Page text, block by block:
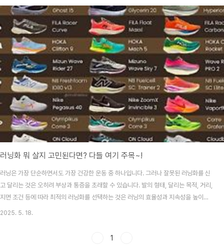
술이 어떤 가치를 제공하는지 정리해 봅니다.쿠션폼: EVA에서 ZoomX까지, 충격 흡수
의 진화러닝화 기술 발전의 시작은 ‘쿠션폼’에서 시작되었습니다. 초기 러닝화는 고무와
단순 EVA(Ethylene Vinyl Acetate) 소재를 사용해 충격을 흡수했지만, 장시간 착용
시 ..
러닝화 뭐 살지 고민된다면? 다들 여기 주목~!
러닝은 가장 단순하면서도 가장 건강한 운동 중 하나입니다. 그러나 잘못된 러닝화를 신
고 달리는 것은 오히려 부상과 통증을 초래할 수 있습니다. 발의 형태, 달리는 목적, 거리,
지면 조건 등에 따라 최적의 러닝화를 선택하는 것은 러닝의 효율성과 지속성을 높이는
핵심 요소입니다. 저도 예전에 러닝화 잘못 샀다가 아주 크게 고생한 기억이 있는데요.
2025. 5. 18.
1